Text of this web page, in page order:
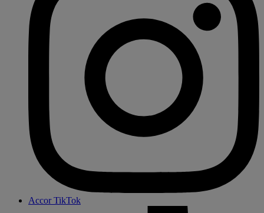
Accor TikTok